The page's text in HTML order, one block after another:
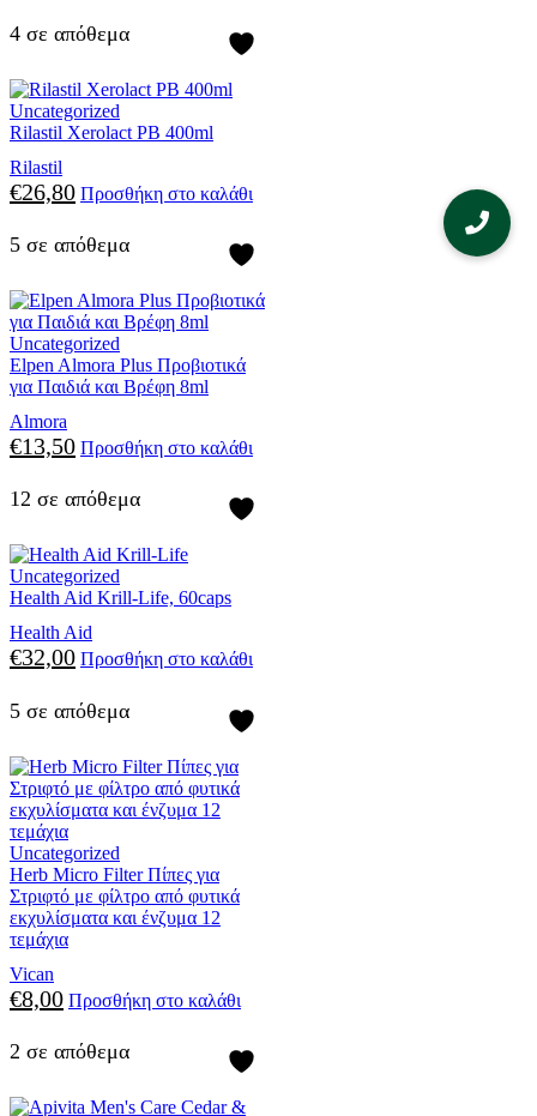
4 σε απόθεμα
Uncategorized
Rilastil Xerolact PB 400ml
Rilastil
€26,80 Προσθήκη στο καλάθι
5 σε απόθεμα
Uncategorized
Elpen Almora Plus Προβιοτικά
για Παιδιά και Βρέφη 8ml
Almora
€13,50 Προσθήκη στο καλάθι
12 σε απόθεμα
Uncategorized
Health Aid Krill-Life, 60caps
Health Aid
€32,00 Προσθήκη στο καλάθι
5 σε απόθεμα
Uncategorized
Herb Micro Filter Πίπες για
Στριφτό με φίλτρο από φυτικά
εκχυλίσματα και ένζυμα 12
τεμάχια
Vican
€8,00 Προσθήκη στο καλάθι
2 σε απόθεμα